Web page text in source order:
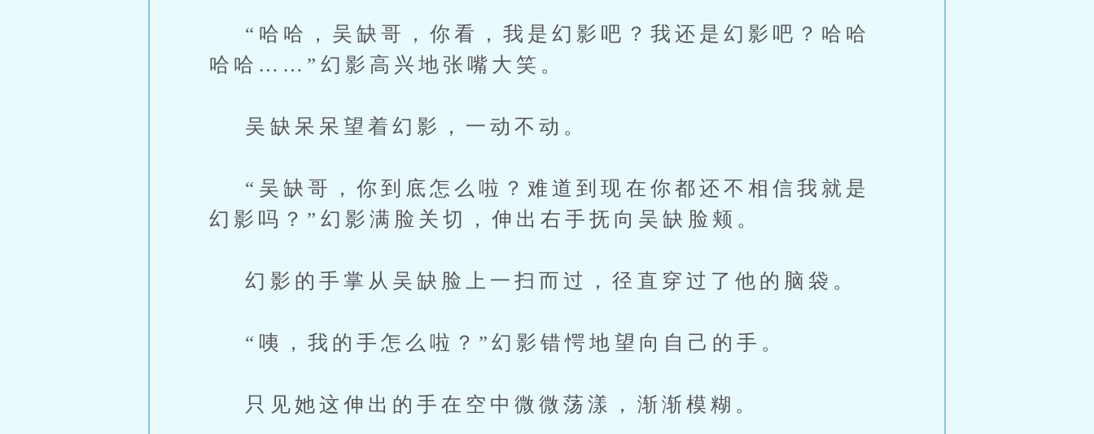
“哈哈，吴缺哥，你看，我是幻影吧？我还是幻影吧？哈哈
哈哈……”幻影高兴地张嘴大笑。
吴缺呆呆望着幻影，一动不动。
“吴缺哥，你到底怎么啦？难道到现在你都还不相信我就是
幻影吗？”幻影满脸关切，伸出右手抚向吴缺脸颊。
幻影的手掌从吴缺脸上一扫而过，径直穿过了他的脑袋。
“咦，我的手怎么啦？”幻影错愕地望向自己的手。
只见她这伸出的手在空中微微荡漾，渐渐模糊。